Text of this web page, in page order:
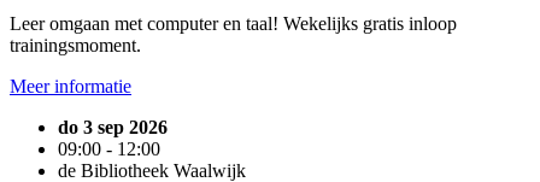
Leer omgaan met computer en taal! Wekelijks gratis inloop
trainingsmoment.
Meer informatie
do 3 sep 2026
09:00 - 12:00
de Bibliotheek Waalwijk